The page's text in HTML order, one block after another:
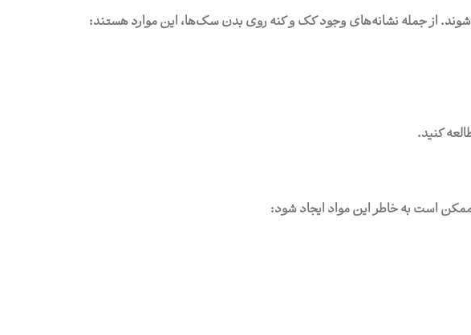
از جمله نشانه‌های وجود کک و کنه روی بدن سگ‌ها، این موارد هستند:
کنید.
است به خاطر این مواد ایجاد شود: